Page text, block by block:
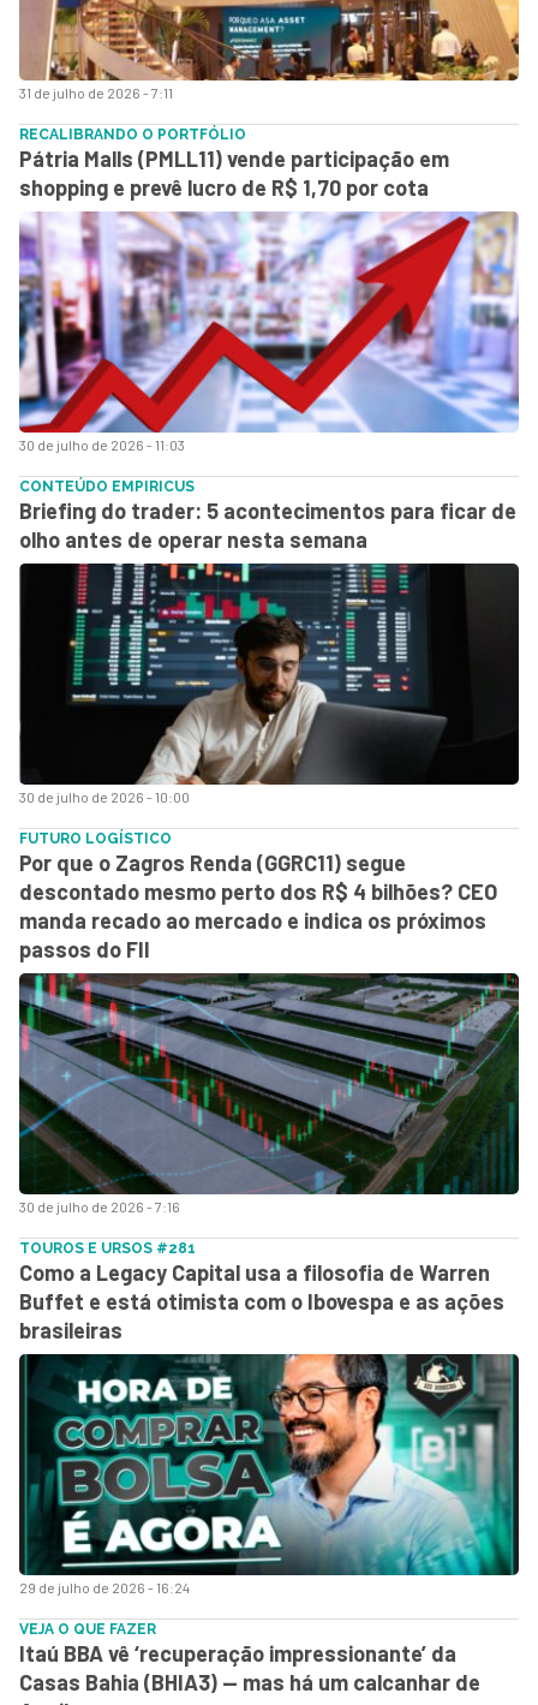
31 de julho de 2026 - 7:11
30 de julho de 2026 - 11:03
RECALIBRANDO O PORTFÓLIO
Pátria Malls (PMLL11) vende participação em
shopping e prevê lucro de R$ 1,70 por cota
30 de julho de 2026 - 10:00
CONTEÚDO EMPIRICUS
Briefing do trader: 5 acontecimentos para ficar de
olho antes de operar nesta semana
30 de julho de 2026 - 7:16
FUTURO LOGÍSTICO
Por que o Zagros Renda (GGRC11) segue
descontado mesmo perto dos R$ 4 bilhões? CEO
manda recado ao mercado e indica os próximos
passos do FII
29 de julho de 2026 - 16:24
TOUROS E URSOS #281
Como a Legacy Capital usa a filosofia de Warren
Buffet e está otimista com o Ibovespa e as ações
brasileiras
VEJA O QUE FAZER
Itaú BBA vê ‘recuperação impressionante’ da
Casas Bahia (BHIA3) — mas há um calcanhar de